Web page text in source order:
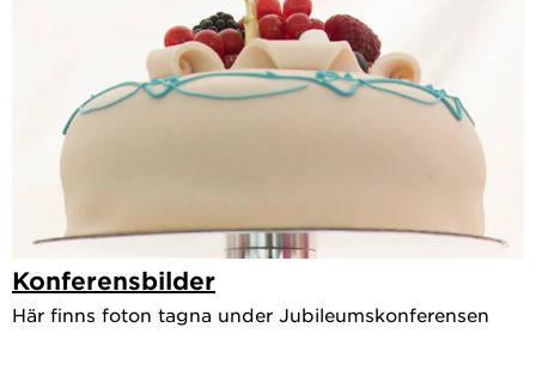
Konferensbilder
Här finns foton tagna under Jubileumskonferensen